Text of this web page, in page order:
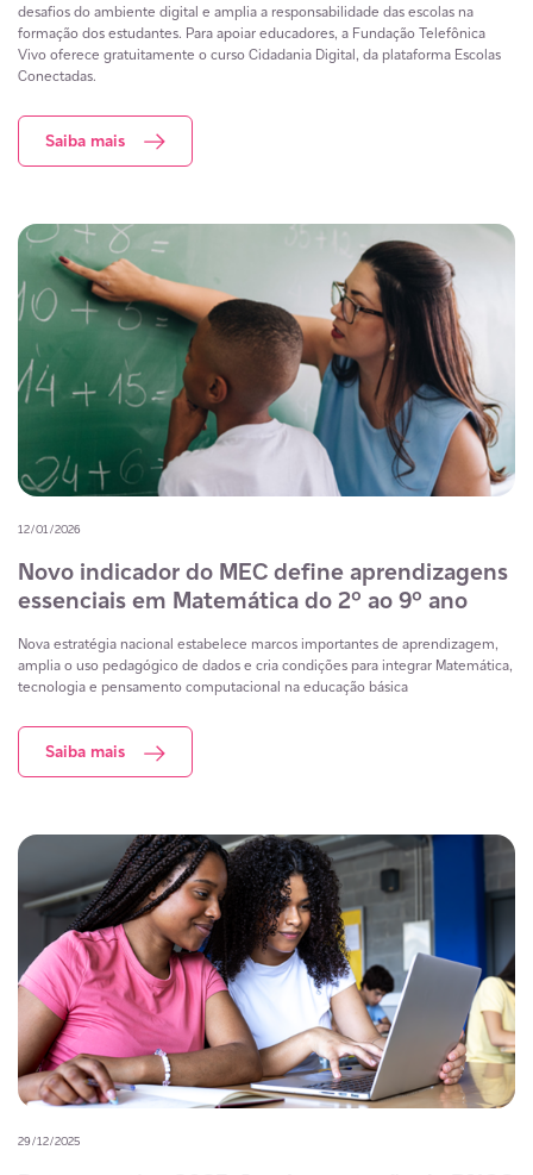
desafios do ambiente digital e amplia a responsabilidade das escolas na
formação dos estudantes. Para apoiar educadores, a Fundação Telefônica
Vivo oferece gratuitamente o curso Cidadania Digital, da plataforma Escolas
Conectadas.
Saiba mais
12/01/2026
Novo indicador do MEC define aprendizagens
essenciais em Matemática do 2º ao 9º ano
Nova estratégia nacional estabelece marcos importantes de aprendizagem,
amplia o uso pedagógico de dados e cria condições para integrar Matemática,
tecnologia e pensamento computacional na educação básica
Saiba mais
29/12/2025